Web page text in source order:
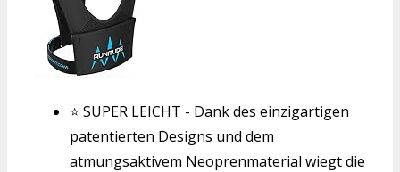
⭐ SUPER LEICHT - Dank des einzigartigen
patentierten Designs und dem
atmungsaktivem Neoprenmaterial wiegt die